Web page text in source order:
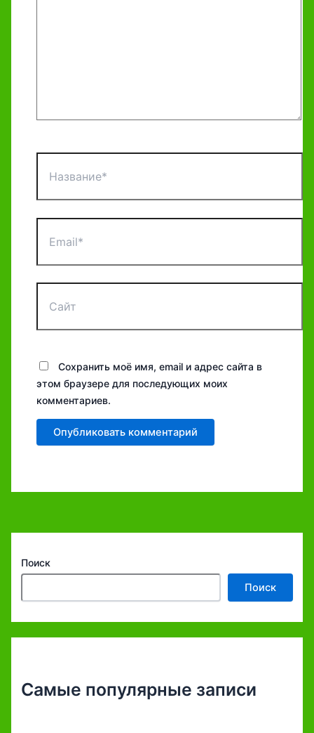
Сохранить моё имя, email и адрес сайта в
этом браузере для последующих моих
комментариев.
Поиск
Поиск
Самые популярные записи